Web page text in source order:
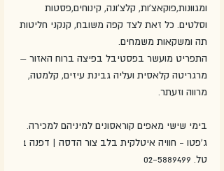
ומגוונות,פוקאצ'ות, קלצ'ונה, קינוחים,פסטות
וסלטים. כל זאת לצד קפה משובח, קנקני חליטות
תה ומשקאות משמחים.
התפריט מועשר בפסטיבל בפיצה ברוח האזור –
מרגריטה קלאסית ועליה גבינת עיזים, קלמטה,
מרווה וזעתר.
בימי שישי מאפים קוראסונים למיניהם למכירה.
ג'פטו - חוויה איטלקית בלב צור הדסה | דפנה 1
טל. 02-5889499